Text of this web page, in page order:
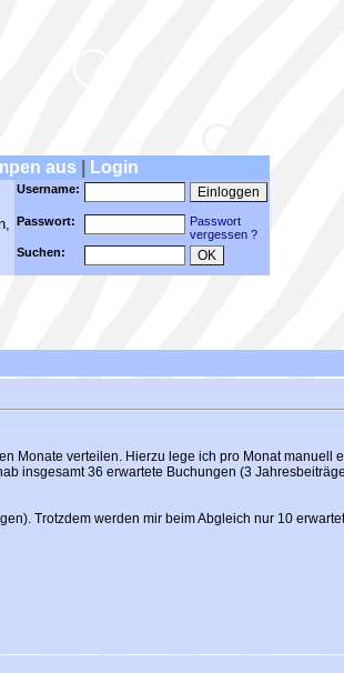
aus Login
Username:
Passwort:
Passwort
vergessen ?
Suchen:
Monate verteilen. Hierzu lege ich pro Monat manuell
insgesamt 36 erwartete Buchungen (3
Trotzdem werden mir beim Abgleich nur 10